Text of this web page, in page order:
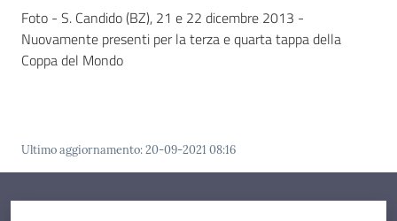
Foto - S. Candido (BZ), 21 e 22 dicembre 2013 -
Nuovamente presenti per la terza e quarta tappa della
Coppa del Mondo
Ultimo aggiornamento:20-09-2021 08:16